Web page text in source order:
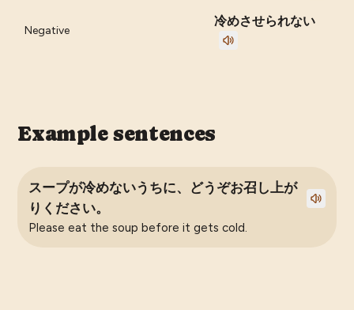
Negative
冷めさせられない
Example sentences
スープが冷めないうちに、どうぞお召し上が
りください。
Please eat the soup before it gets cold.